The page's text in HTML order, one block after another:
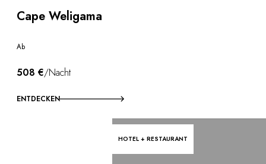
Cape Weligama
Ab
508 €/Nacht
ENTDECKEN
HOTEL + RESTAURANT